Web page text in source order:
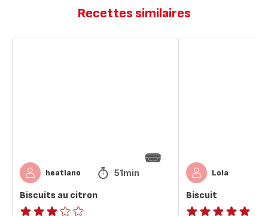
Recettes similaires
heatlano 51min
Biscuits au citron
Lola
Biscuit